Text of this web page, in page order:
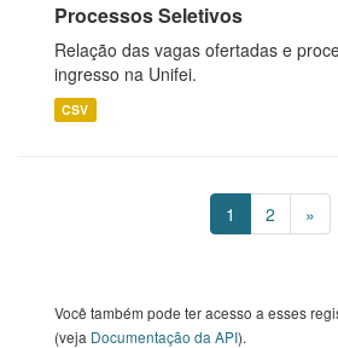
Processos Seletivos
Relação das vagas ofertadas e
ingresso na Unifei.
CSV
1 2 »
Você também pode ter acesso a esses
(veja Documentação da API).